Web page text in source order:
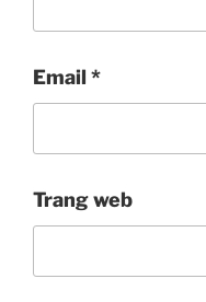
Email *
Trang web